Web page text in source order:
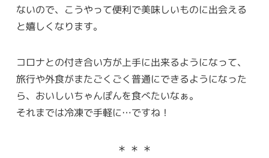
ないので、こうやって便利で美味しいものに出会える
と嬉しくなります。
コロナとの付き合い方が上手に出来るようになって、
旅行や外食がまたごくごく普通にできるようになった
ら、おいしいちゃんぽんを食べたいなぁ。
それまでは冷凍で手軽に…ですね！
＊ ＊ ＊